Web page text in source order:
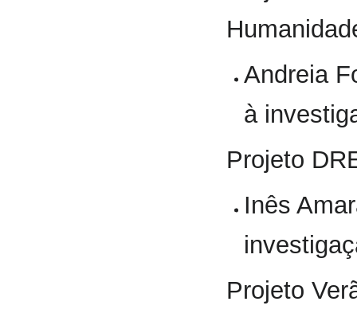
Andreia
à
Projeto
Inês
Projeto